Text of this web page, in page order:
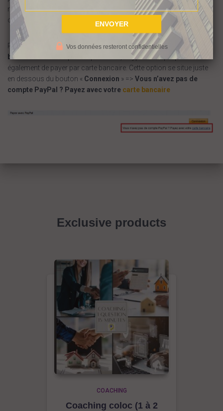
nécessaire). Afin de vous permettre de vous rapprocher de votre
objectif.
PS :vous n’avez pas de compte Paypal, uniquement une carte
bancaire
? Ce n’est pas un problème, Paypal vous propose
également de payer par carte bancaire. Cette option se situe juste
en dessous du bouton « Connexion » => Vous n’avez pas de
compte PayPal ? Payez avec votre carte bancaire
Exclusive products
COACHING
Coaching coloc (1 à 2
Vos données resteront confidentielles